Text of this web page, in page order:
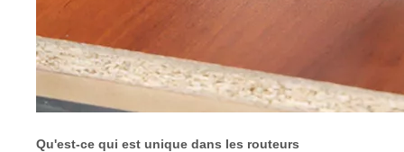
Qu'est-ce qui est unique dans les routeurs